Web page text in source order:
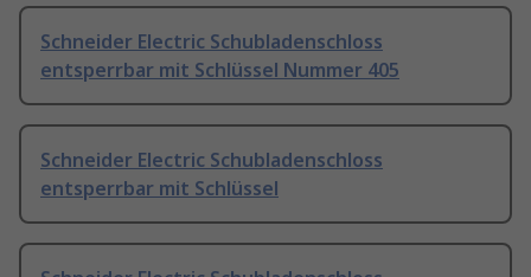
Schneider Electric Schubladenschloss
entsperrbar mit Schlüssel Nummer 405
Schneider Electric Schubladenschloss
entsperrbar mit Schlüssel